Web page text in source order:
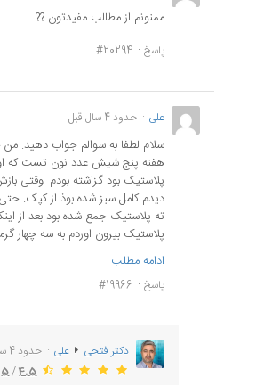
ممنونم از مطالب مفیدتون ??
پاسخ #20294
علی حدود 4 سال قبل
سلام لطفا به سوالم جواب دهید.
هفنه پنج شیش عدد نون تست که
پلاستیک بود گزاشته بودم. وقتی
دیدم کامل سبز شده بوذ از کپک.
ته پلاستیک جمع شده بود بعد از اینکه
پلاستیک بیرون اوردم به سه چهار
ادامه مطلب
پاسخ #19966
دکتر فتحی علی
حدود 4 سال قبل
4.5
/
5